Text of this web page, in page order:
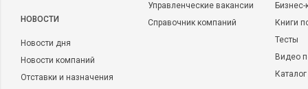
НОВОСТИ
Новости дня
Новости компаний
Отставки и назначения
Управленческие вакансии
Справочник компаний
Книги
Тесты
Видео